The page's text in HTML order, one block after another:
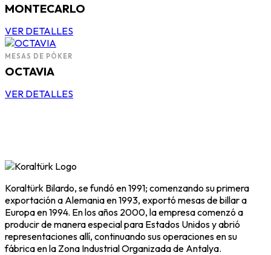
MONTECARLO
VER DETALLES
MESAS DE PÓKER
OCTAVIA
VER DETALLES
Koraltürk Bilardo, se fundó en 1991; comenzando su primera
exportación a Alemania en 1993, exportó mesas de billar a
Europa en 1994. En los años 2000, la empresa comenzó a
producir de manera especial para Estados Unidos y abrió
representaciones allí, continuando sus operaciones en su
fábrica en la Zona Industrial Organizada de Antalya.